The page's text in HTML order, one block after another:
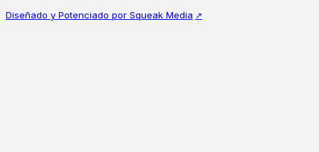
Diseñado y Potenciado por Squeak Media